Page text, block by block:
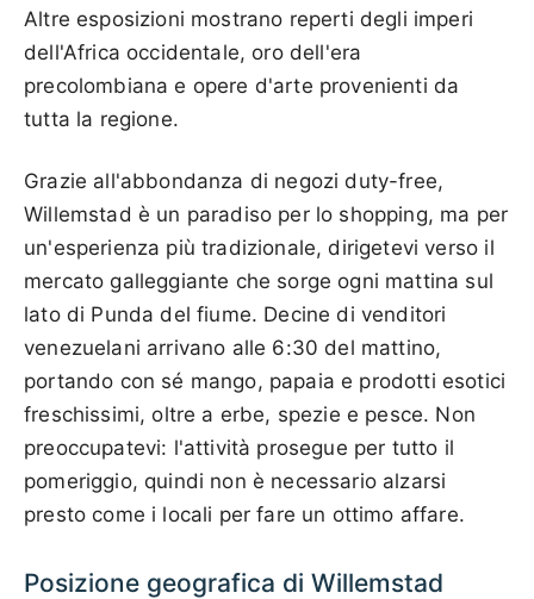
Altre esposizioni mostrano reperti degli imperi
dell'Africa occidentale, oro dell'era
precolombiana e opere d'arte provenienti da
tutta la regione.
Grazie all'abbondanza di negozi duty-free,
Willemstad è un paradiso per lo shopping, ma per
un'esperienza più tradizionale, dirigetevi verso il
mercato galleggiante che sorge ogni mattina sul
lato di Punda del fiume. Decine di venditori
venezuelani arrivano alle 6:30 del mattino,
portando con sé mango, papaia e prodotti esotici
freschissimi, oltre a erbe, spezie e pesce. Non
preoccupatevi: l'attività prosegue per tutto il
pomeriggio, quindi non è necessario alzarsi
presto come i locali per fare un ottimo affare.
Posizione geografica di Willemstad